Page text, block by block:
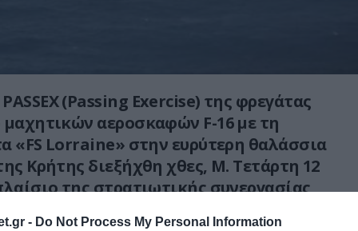
- Do Not Process My Personal Information
(Passing Exercise) της φρεγάτας
αεροσκαφών F-16 με τη
«FS Lorraine» στην ευρύτερη θαλάσσια
Κρήτης διεξήχθη χθες, Μ. Τετάρτη 12
της στρατιωτικής συνεργασίας